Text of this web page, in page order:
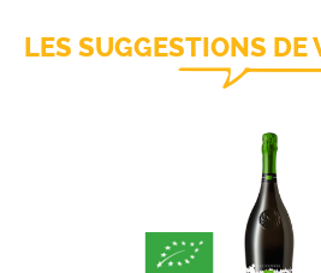
LES SUGGESTIONS DE